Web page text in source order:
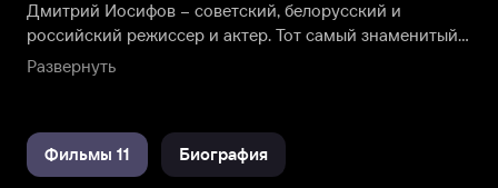
Дмитрий Иосифов – советский, белорусский и
российский режиссер и актер. Тот самый знаменитый
Буратино из советской сказки-экранизации
Развернуть
Фильмы 11 Биография